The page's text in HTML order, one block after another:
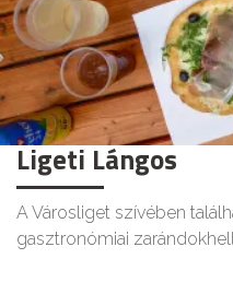
Ligeti Lángos
A Városliget szívében
gasztronómiai